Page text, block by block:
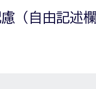
慮（自由記述